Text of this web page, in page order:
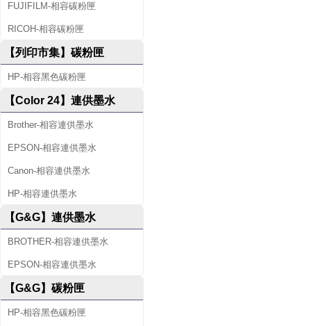
FUJIFILM-相容碳粉匣
RICOH-相容碳粉匣
【列印市集】碳粉匣
HP-相容黑色碳粉匣
【Color 24】連供墨水
Brother-相容連供墨水
EPSON-相容連供墨水
Canon-相容連供墨水
HP-相容連供墨水
【G&G】連供墨水
BROTHER-相容連供墨水
EPSON-相容連供墨水
【G&G】碳粉匣
HP-相容黑色碳粉匣